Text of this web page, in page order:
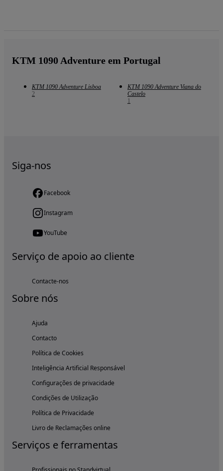
KTM 1090 Adventure em Portugal
KTM 1090 Adventure Lisboa
2
KTM 1090 Adventure Viana do
Castelo
1
Siga-nos
Facebook
Instagram
YouTube
Serviço de apoio ao cliente
Contacte-nos
Sobre nós
Ajuda
Contacto
Política de Cookies
Inteligência Artificial Responsável
Configurações de privacidade
Condições de Utilização
Política de Privacidade
Livro de Reclamações online
Serviços e ferramentas